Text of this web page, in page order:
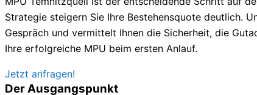
Strategie steigern Sie Ihre Bestehensquote deutlich.
Gespräch und vermittelt Ihnen die Sicherheit, die
Ihre erfolgreiche MPU beim ersten Anlauf.
Jetzt anfragen!
Der Ausgangspunkt